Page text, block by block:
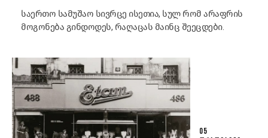
საერთო სამუშაო სივრცე ისეთია, სულ რომ არაფრის
მოგონება გინდოდეს, რაღაცას მაინც შეეცდები.
05